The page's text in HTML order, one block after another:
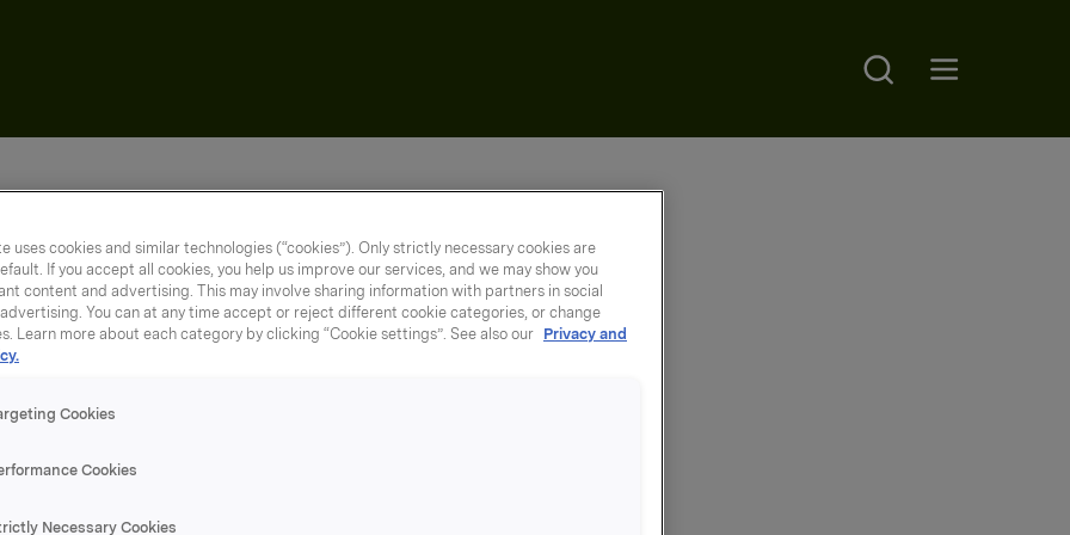
Search
uses cookies and similar technologies (“cookies”). Only strictly necessary cookies are
If you accept all cookies, you help us improve our services, and we may show you
content and advertising. This may involve sharing information with partners in social
You can at any time accept or reject different cookie categories, or change
Learn more about each category by clicking “Cookie settings”. See also our Privacy and
Cookies
Cookies
Necessary Cookies